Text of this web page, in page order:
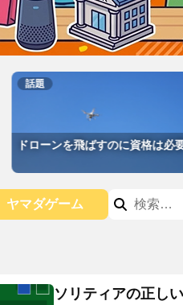
話題
ドローンを飛ばすのに資格は必要？
ヤマダゲーム
ソリティアの正し